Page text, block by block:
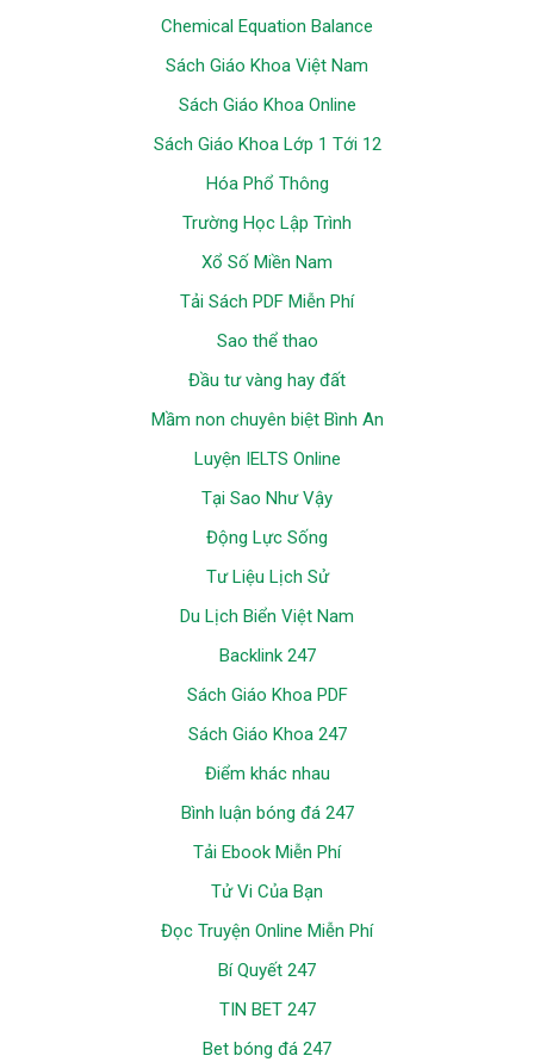
Chemical Equation Balance
Sách Giáo Khoa Việt Nam
Sách Giáo Khoa Online
Sách Giáo Khoa Lớp 1 Tới 12
Hóa Phổ Thông
Trường Học Lập Trình
Xổ Số Miền Nam
Tải Sách PDF Miễn Phí
Sao thể thao
Đầu tư vàng hay đất
Mầm non chuyên biệt Bình An
Luyện IELTS Online
Tại Sao Như Vậy
Động Lực Sống
Tư Liệu Lịch Sử
Du Lịch Biển Việt Nam
Backlink 247
Sách Giáo Khoa PDF
Sách Giáo Khoa 247
Điểm khác nhau
Bình luận bóng đá 247
Tải Ebook Miễn Phí
Tử Vi Của Bạn
Đọc Truyện Online Miễn Phí
Bí Quyết 247
TIN BET 247
Bet bóng đá 247